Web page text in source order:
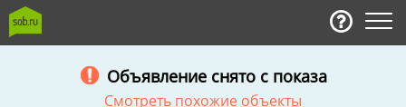
Объявление снято с показа
Смотреть похожие объекты